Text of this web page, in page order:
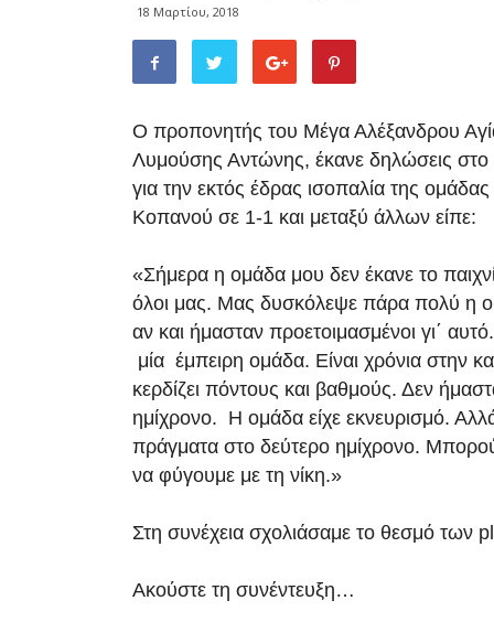
18 Μαρτίου, 2018
Ο προπονητής του Μέγα Αλέξανδρου
Λυμούσης Αντώνης, έκανε δηλώσεις
για την εκτός έδρας ισοπαλία της
Κοπανού σε 1-1 και μεταξύ άλλων είπε:
«Σήμερα η ομάδα μου δεν έκανε το
όλοι μας. Μας δυσκόλεψε πάρα πολύ η
αν και ήμασταν προετοιμασμένοι γι΄
μία έμπειρη ομάδα. Είναι χρόνια στην
κερδίζει πόντους και βαθμούς. Δεν
ημίχρονο. Η ομάδα είχε εκνευρισμό.
πράγματα στο δεύτερο ημίχρονο.
να φύγουμε με τη νίκη.»
Στη συνέχεια σχολιάσαμε το θεσμό των
Ακούστε τη συνέντευξη…